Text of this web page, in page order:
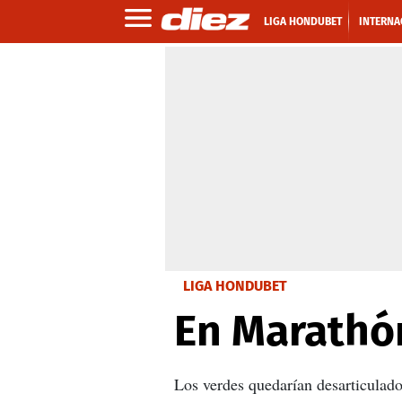
LIGA HONDUBET
LIGA HONDUBET
En
Los verdes quedarían